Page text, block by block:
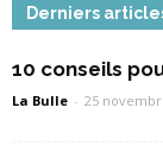
Derniers
10 conseils
La Bulle - 25